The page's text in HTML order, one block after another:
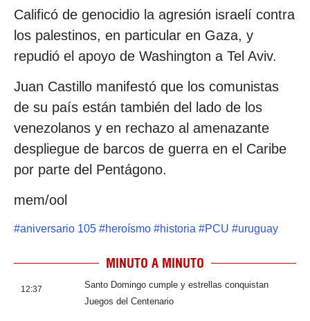
Calificó de genocidio la agresión israelí contra
los palestinos, en particular en Gaza, y
repudió el apoyo de Washington a Tel Aviv.
Juan Castillo manifestó que los comunistas
de su país están también del lado de los
venezolanos y en rechazo al amenazante
despliegue de barcos de guerra en el Caribe
por parte del Pentágono.
mem/ool
#aniversario 105 #heroísmo #historia #PCU #uruguay
MINUTO A MINUTO
12:37
Santo Domingo cumple y estrellas conquistan
Juegos del Centenario